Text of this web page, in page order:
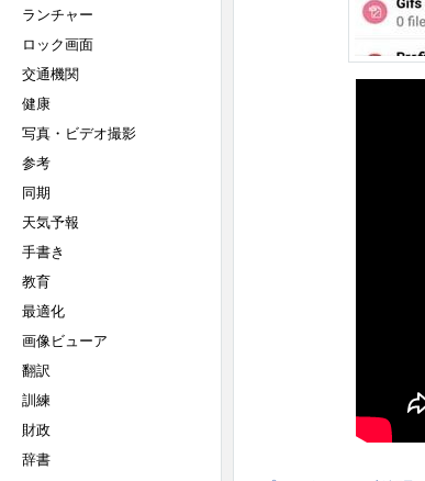
ランチャー
ロック画面
交通機関
健康
写真・ビデオ撮影
参考
同期
天気予報
手書き
教育
最適化
画像ビューア
翻訳
訓練
財政
辞書